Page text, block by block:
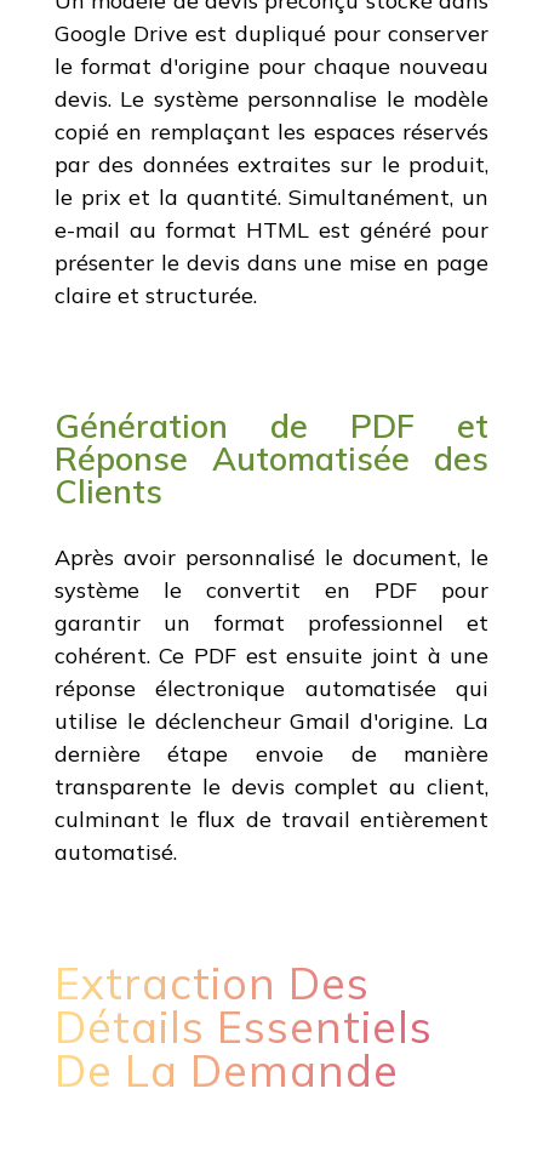
Google Drive est dupliqué pour conserver
le format d'origine pour chaque nouveau
devis. Le système personnalise le modèle
copié en remplaçant les espaces réservés
par des données extraites sur le produit,
le prix et la quantité. Simultanément, un
e-mail au format HTML est généré pour
présenter le devis dans une mise en page
claire et structurée.
Génération de PDF et
Réponse Automatisée des
Clients
Après avoir personnalisé le document, le
système le convertit en PDF pour
garantir un format professionnel et
cohérent. Ce PDF est ensuite joint à une
réponse électronique automatisée qui
utilise le déclencheur Gmail d'origine. La
dernière étape envoie de manière
transparente le devis complet au client,
culminant le flux de travail entièrement
automatisé.
Extraction Des
Détails Essentiels
De La Demande